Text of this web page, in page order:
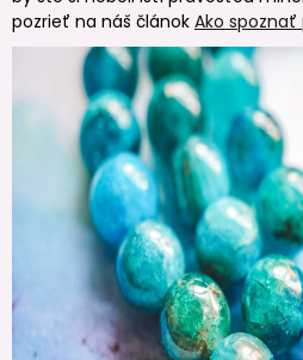
pozrieť na náš článok Ako